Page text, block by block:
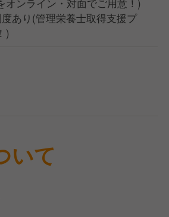
オンライン・対面でご用意！)
あり(管理栄養士取得支援プ
)
いて